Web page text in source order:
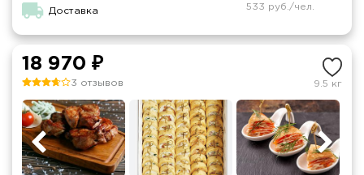
Доставка 533 руб./чел.
18 970 ₽
3 отзывов 9.5 кг